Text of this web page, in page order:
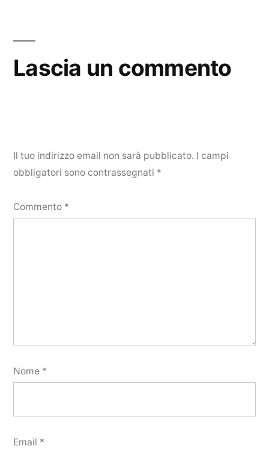
Lascia un commento
Il tuo indirizzo email non sarà pubblicato. I campi
obbligatori sono contrassegnati *
Commento *
Nome *
Email *